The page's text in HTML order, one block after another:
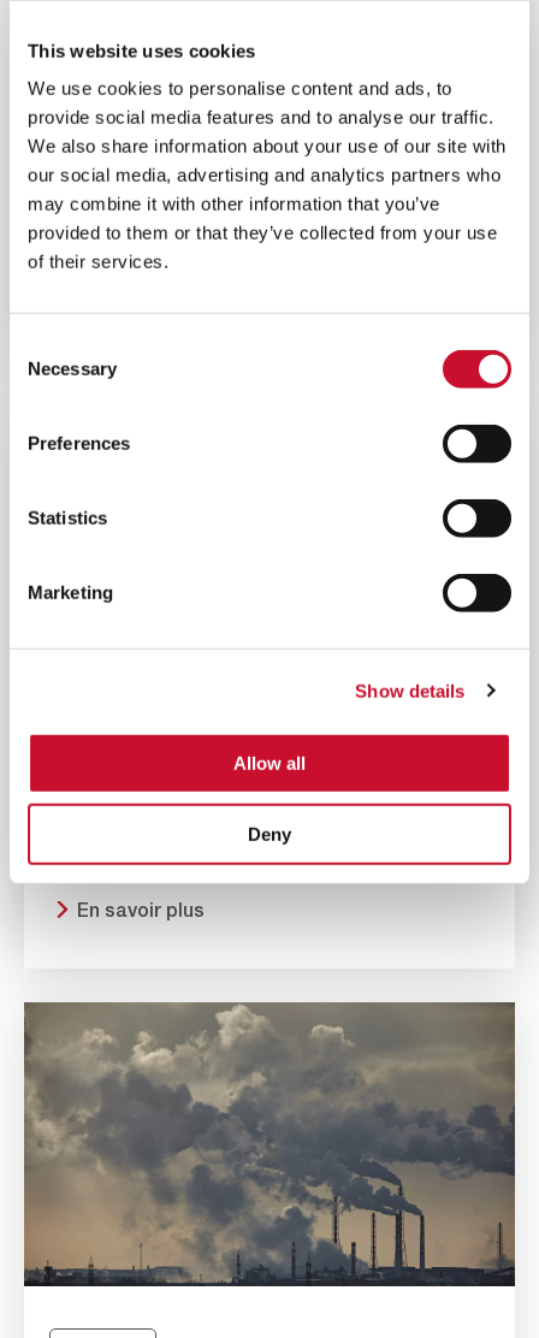
This website uses cookies
We use cookies to personalise content and ads, to
provide social media features and to analyse our traffic.
We also share information about your use of our site with
our social media, advertising and analytics partners who
may combine it with other information that you’ve
provided to them or that they’ve collected from your use
of their services.
Selection
Necessary
Preferences
Statistics
Marketing
Show details
Allow all
Deny
ENERGY
LA MISE À NIVEAU DU REFROIDISSEUR
PAR ÉVAPORATION PERMET UN GAIN
DE PUISSANCE IMPORTANT
En savoir plus
NIVEAUX DE FILTRATION SUPÉRIEURS
En savoir plus